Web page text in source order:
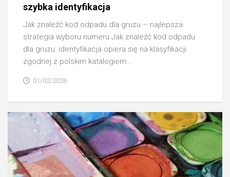
szybka identyfikacja
Jak znaleźć kod odpadu dla gruzu – najlepsza
strategia wyboru numeru Jak znaleźć kod odpadu
dla gruzu: identyfikacja opiera się na klasyfikacji
zgodnej z polskim katalogiem...
01/02/2026